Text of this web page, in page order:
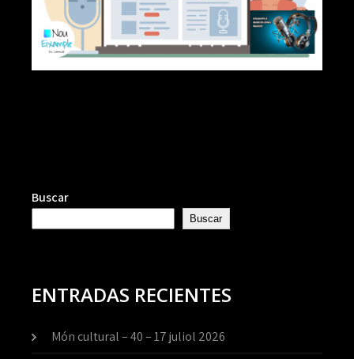
Buscar
Buscar
ENTRADAS RECIENTES
Món cultural – 40 – 17 juliol 2026